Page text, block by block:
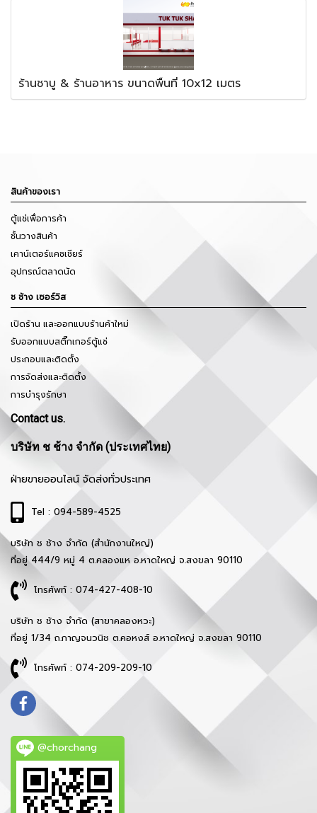
ร้านชาบู & ร้านอาหาร ขนาดพื้นที่ 10x12 เมตร
สินค้าของเรา
ตู้แช่เพื่อการค้า
ชั้นวางสินค้า
เคาน์เตอร์แคชเชียร์
อุปกรณ์ตลาดนัด
ช ช้าง เซอร์วิส
เปิดร้าน และออกแบบร้านค้าใหม่
รับออกแบบสติ๊กเกอร์ตู้แช่
ประกอบและติดตั้ง
การจัดส่งและติดตั้ง
การบำรุงรักษา
Contact us.
บริษัท ช ช้าง จำกัด (ประเทศไทย)
ฝ่ายขายออนไลน์ จัดส่งทั่วประเทศ
Tel : 094-589-4525
บริษัท ช ช้าง จำกัด (สำนักงานใหญ่)
ที่อยู่ 444/9 หมู่ 4 ต.คลองแห อ.หาดใหญ่ จ.สงขลา 90110
โทรศัพท์ : 074-427-408-10
บริษัท ช ช้าง จำกัด (สาขาคลองหวะ)
ที่อยู่ 1/34 ถ.กาญจนวนิช ต.คอหงส์ อ.หาดใหญ่ จ.สงขลา 90110
โทรศัพท์ : 074-209-209-10
@chorchang